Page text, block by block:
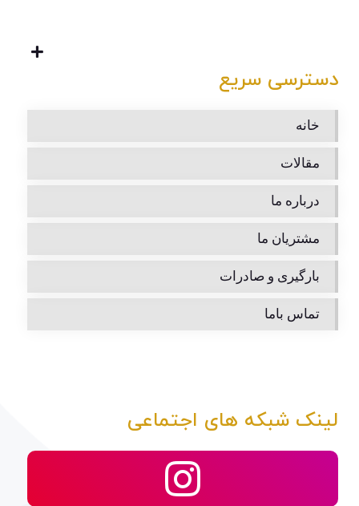
دسترسی سریع
خانه
مقالات
درباره ما
مشتریان ما
بارگیری و صادرات
تماس باما
لینک شبکه های اجتماعی